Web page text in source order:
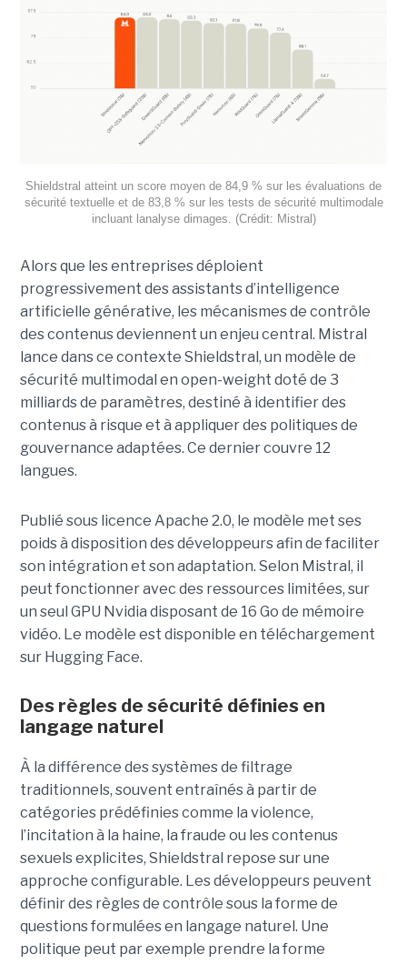
Shieldstral atteint un score moyen de 84,9 % sur les évaluations de
sécurité textuelle et de 83,8 % sur les tests de sécurité multimodale
incluant lanalyse dimages. (Crédit: Mistral)
Alors que les entreprises déploient
progressivement des assistants d’intelligence
artificielle générative, les mécanismes de contrôle
des contenus deviennent un enjeu central. Mistral
lance dans ce contexte Shieldstral, un modèle de
sécurité multimodal en open-weight doté de 3
milliards de paramètres, destiné à identifier des
contenus à risque et à appliquer des politiques de
gouvernance adaptées. Ce derniercouvre 12
langues.
Publié sous licence Apache 2.0, le modèle met ses
poids à disposition des développeurs afin de faciliter
son intégration et son adaptation. Selon Mistral, il
peut fonctionner avec des ressources limitées, sur
un seul GPU Nvidia disposant de 16 Go de mémoire
vidéo. Le modèle est disponible en téléchargement
sur Hugging Face.
Des règles de sécurité définies en
langage naturel
À la différence des systèmes de filtrage
traditionnels, souvent entraînés à partir de
catégories prédéfinies comme la violence,
l’incitation à la haine, la fraude ou les contenus
sexuels explicites, Shieldstral repose sur une
approche configurable. Les développeurs peuvent
définir des règles de contrôle sous la forme de
questions formulées en langage naturel. Une
politique peut par exemple prendre la forme